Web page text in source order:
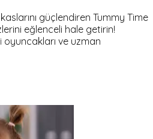
güçlendiren Tummy Time
eğlenceli hale getirin!
oyuncakları ve uzman